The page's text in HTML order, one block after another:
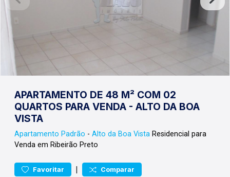
APARTAMENTO DE 48 M² COM 02
QUARTOS PARA VENDA - ALTO DA BOA
VISTA
Apartamento Padrão - Alto da Boa Vista Residencial para
Venda em Ribeirão Preto
Favoritar | Comparar